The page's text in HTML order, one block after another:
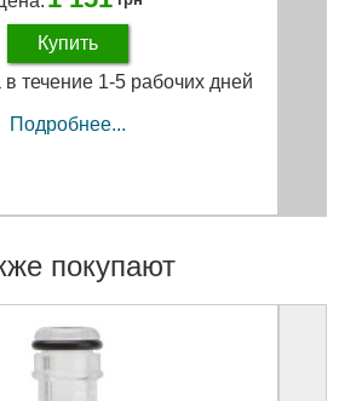
Купить
в течение 1-5 рабочих дней
Подробнее...
покупают